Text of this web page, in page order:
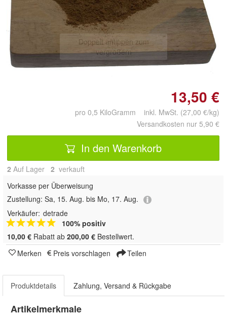
Doppelt antippen zum
vergrößern
13,50 €
pro 0,5 KiloGramm inkl. MwSt. (27,00 €/kg)
Versandkosten nur 5,90 €
In den Warenkorb
2 Auf Lager 2 verkauft
Vorkasse per Überweisung
Zustellung: Sa, 15. Aug. bis Mo, 17. Aug.
Verkäufer: detrade
100% positiv
10,00 € Rabatt ab 200,00 € Bestellwert.
Merken
Preis vorschlagen Teilen
Produktdetails Zahlung, Versand & Rückgabe
Artikelmerkmale